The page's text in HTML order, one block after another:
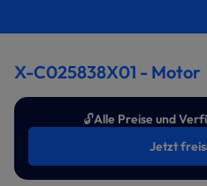
X-C025838X01 - Motor
🔓Alle Preise und
Jetzt